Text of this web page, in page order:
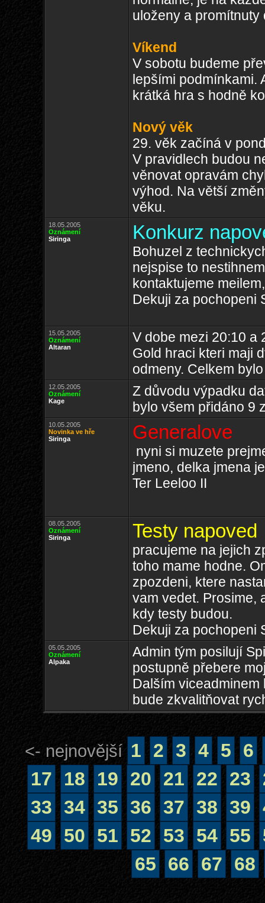
uloženy a
Víkend
V sobotu budeme
lepšími podmínkami.
krátká hra s hodně
Nový věk
29. věk začíná v
V pravidlech budou
věnovat opravám
výhod. Na větší
věku.
18.05.2005
Oznámení
Siringa
Konkurz
Bohuzel z
nejspise to
kontaktujeme
Dekuji za pochopeni
15.05.2005
Oznámení
Altaran
V dobe mezi 20:10 a
Gold hraci kteri maji
odmeny. Celkem
12.05.2005
Oznámení
Kage
Z důvodu výpadku
bylo všem přidáno 9
10.05.2005
Novinka ve hře
Siringa
Generalove
nyni si muzete
jmeno, delka jmena
Ter Leeloo II
08.05.2005
Oznámení
Siringa
Testy napoved
pracujeme na jejich
toho mame hodne.
zpozdeni, ktere
vam vedet. Prosime,
kdy testy budou.
Dekuji za pochopeni
05.05.2005
Oznámení
Alpaka
Admin tým posilují
postupně přebere
Dalším
bude zkvalitňovat
<- nejnovější 1 2 3 4 5
6
17
18 19 20 21 22 23
33 34 35 36 37 38 39
49
50 51 52 53 54 55
65
66 67 68